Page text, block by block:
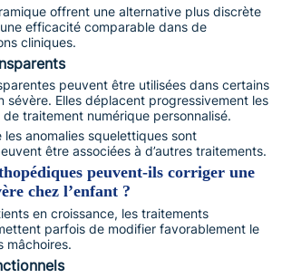
offrent une alternative plus discrète
efficacité comparable dans de
cliniques.
peuvent être utilisées dans certains
sévère. Elles déplacent progressivement les
traitement numérique personnalisé.
anomalies squelettiques sont
être associées à d’autres traitements.
peuvent-ils corriger une
chez l’enfant ?
en croissance, les traitements
parfois de modifier favorablement le
mâchoires.